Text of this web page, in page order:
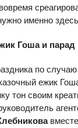
именно
Гоша и парад
по
ежик
тон своим